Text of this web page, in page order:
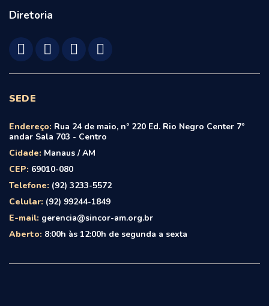
Diretoria
SEDE
Endereço: Rua 24 de maio, nº 220 Ed. Rio Negro Center 7º
andar Sala 703 - Centro
Cidade: Manaus / AM
CEP: 69010-080
Telefone: (92) 3233-5572
Celular: (92) 99244-1849
E-mail: gerencia@sincor-am.org.br
Aberto: 8:00h às 12:00h de segunda a sexta